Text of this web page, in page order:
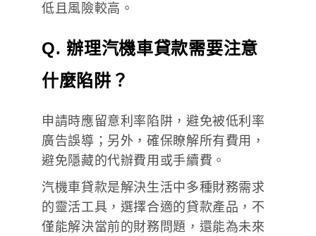
低且風險較高。
Q. 辦理汽機車貸款需要注意
什麼陷阱？
申請時應留意利率陷阱，避免被低利率
廣告誤導；另外，確保瞭解所有費用，
避免隱藏的代辦費用或手續費。
汽機車貸款是解決生活中多種財務需求
的靈活工具，選擇合適的貸款產品，不
僅能解決當前的財務問題，還能為未來